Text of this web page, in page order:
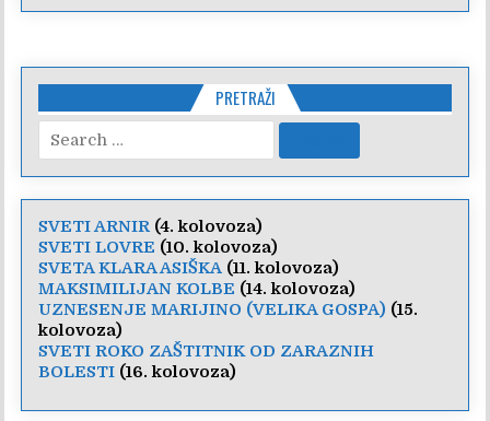
PRETRAŽI
Search
for:
SVETI ARNIR (4. kolovoza)
SVETI LOVRE (10. kolovoza)
SVETA KLARA ASIŠKA (11. kolovoza)
MAKSIMILIJAN KOLBE (14. kolovoza)
UZNESENJE MARIJINO (VELIKA GOSPA) (15.
kolovoza)
SVETI ROKO ZAŠTITNIK OD ZARAZNIH
BOLESTI (16. kolovoza)